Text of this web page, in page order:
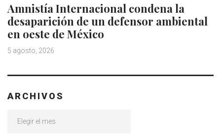
Amnistía Internacional condena la
desaparición de un defensor ambiental
en oeste de México
5 agosto, 2026
ARCHIVOS